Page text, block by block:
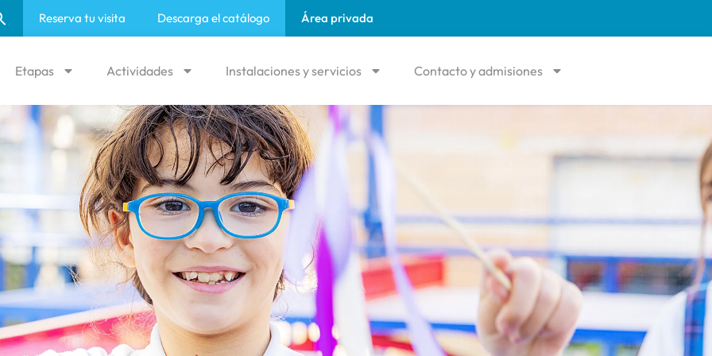
Reserva tu visita Descarga el catálogo Área privada
Etapas Actividades Instalaciones y servicios Contacto y admisiones